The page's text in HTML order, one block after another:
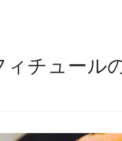
チュール